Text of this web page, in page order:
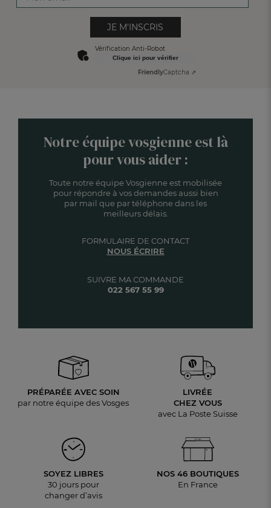
JE M'INSCRIS
Vérification Anti-Robot
Clique ici pour vérifier
FriendlyCaptcha ⇗
Notre équipe vosgienne est là
pour vous aider :
Toute notre équipe Vosgienne est mobilisée
pour répondre à vos demandes aussi bien
par mail que par téléphone dans les
meilleurs délais.
SUIVRE MA COMMANDE
022 567 55 99
FORMULAIRE DE CONTACT
NOUS ÉCRIRE
PRÉPARÉE AVEC SOIN
par notre équipe des Vosges
LIVRÉE
CHEZ VOUS
avec La Poste Suisse
SOYEZ LIBRES
30 jours pour
changer d’avis
NOS 46 BOUTIQUES
En France